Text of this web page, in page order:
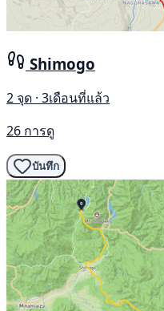
Shimogo
2 จุด · 3เดือนที่แล้ว
26 การดู
บันทึก